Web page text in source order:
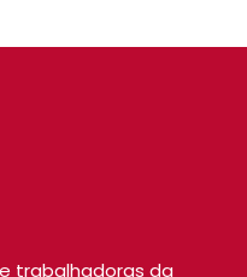
trabalhadoras da